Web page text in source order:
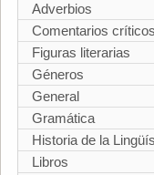
Adverbios
Comentarios críticos
Figuras literarias
Géneros
General
Gramática
Historia de la
Libros